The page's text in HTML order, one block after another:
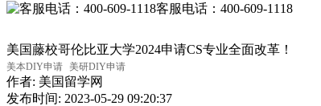
客服电话：400-609-1118
美国藤校哥伦比亚大学2024申请CS专业全面改革！
美本DIY申请 美研DIY申请
作者: 美国留学网
发布时间: 2023-05-29 09:20:37